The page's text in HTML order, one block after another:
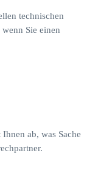
technischen
wenn Sie einen
ab, was Sache